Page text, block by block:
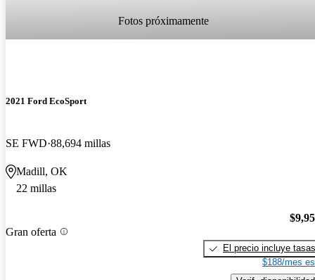
Fotos próximamente
2021 Ford EcoSport
SE FWD 88,694 millas
Madill, OK
22 millas
Gran oferta
El precio incluye tasas
$188/mes